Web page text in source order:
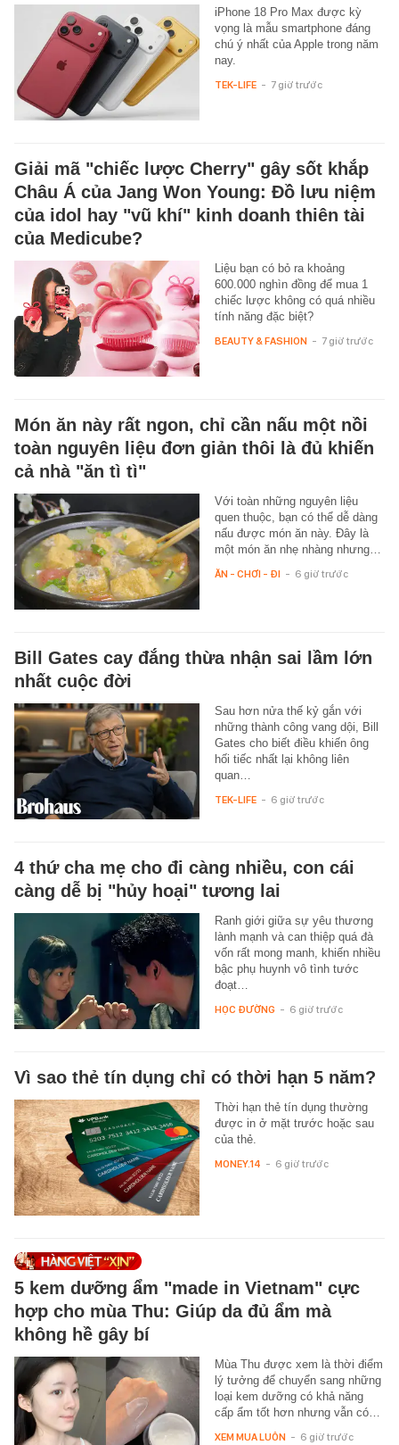
iPhone 18 Pro Max được kỳ
vọng là mẫu smartphone đáng
chú ý nhất của Apple trong năm
nay.
TEK-LIFE - 7 giờ trước
Giải mã "chiếc lược Cherry" gây sốt khắp
Châu Á của Jang Won Young: Đồ lưu niệm
của idol hay "vũ khí" kinh doanh thiên tài
của Medicube?
Liệu bạn có bỏ ra khoảng
600.000 nghìn đồng để mua 1
chiếc lược không có quá nhiều
tính năng đặc biệt?
BEAUTY & FASHION - 7 giờ trước
Món ăn này rất ngon, chỉ cần nấu một nồi
toàn nguyên liệu đơn giản thôi là đủ khiến
cả nhà "ăn tì tì"
Với toàn những nguyên liệu
quen thuộc, bạn có thể dễ dàng
nấu được món ăn này. Đây là
một món ăn nhẹ nhàng nhưng…
ĂN - CHƠI - ĐI - 6 giờ trước
Bill Gates cay đắng thừa nhận sai lầm lớn
nhất cuộc đời
Sau hơn nửa thế kỷ gắn với
những thành công vang dội, Bill
Gates cho biết điều khiến ông
hối tiếc nhất lại không liên
quan…
TEK-LIFE - 6 giờ trước
4 thứ cha mẹ cho đi càng nhiều, con cái
càng dễ bị "hủy hoại" tương lai
Ranh giới giữa sự yêu thương
lành mạnh và can thiệp quá đà
vốn rất mong manh, khiến nhiều
bậc phụ huynh vô tình tước
đoạt…
HỌC ĐƯỜNG - 6 giờ trước
Vì sao thẻ tín dụng chỉ có thời hạn 5 năm?
Thời hạn thẻ tín dụng thường
được in ở mặt trước hoặc sau
của thẻ.
MONEY.14 - 6 giờ trước
5 kem dưỡng ẩm "made in Vietnam" cực
hợp cho mùa Thu: Giúp da đủ ẩm mà
không hề gây bí
Mùa Thu được xem là thời điểm
lý tưởng để chuyển sang những
loại kem dưỡng có khả năng
cấp ẩm tốt hơn nhưng vẫn có…
XEM MUA LUÔN - 6 giờ trước